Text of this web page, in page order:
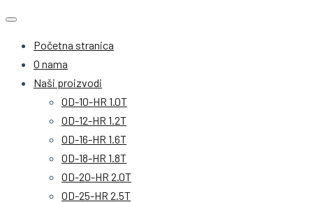
Početna stranica
O nama
Naši proizvodi
OD-10-HR 1.0T
OD-12-HR 1.2T
OD-16-HR 1.6T
OD-18-HR 1.8T
OD-20-HR 2.0T
OD-25-HR 2.5T